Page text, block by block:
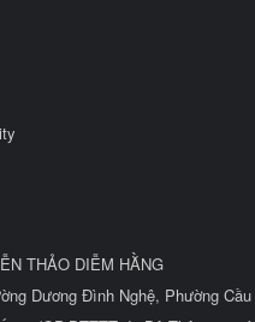
THẢO DIỄM HẰNG
Dương Đình Nghệ, Phường